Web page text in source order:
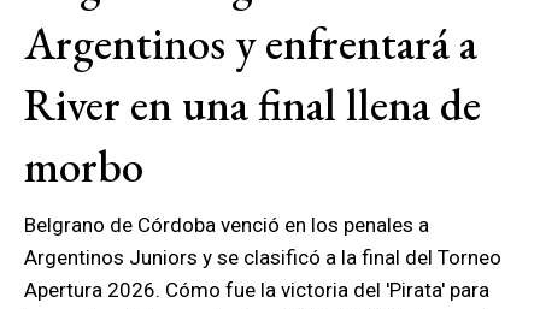
Argentinos y enfrentará a
River en una final llena de
morbo
Belgrano de Córdoba venció en los penales a
Argentinos Juniors y se clasificó a la final del Torneo
Apertura 2026. Cómo fue la victoria del 'Pirata' para